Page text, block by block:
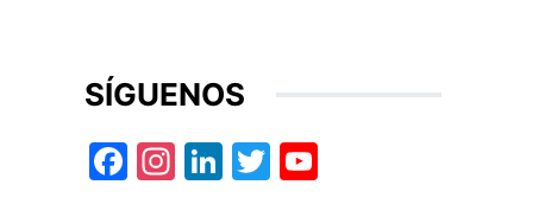
SÍGUENOS
Facebook
Instagram
LinkedIn
Twitter